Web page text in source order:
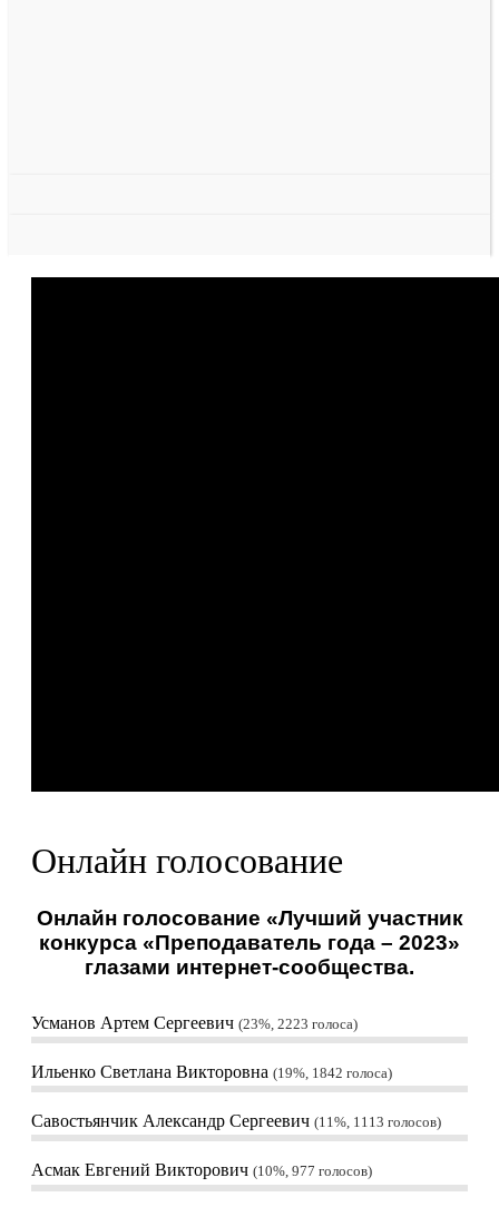
Онлайн голосование
Онлайн голосование «Лучший участник
конкурса «Преподаватель года – 2023»
глазами интернет-сообщества.
Усманов Артем Сергеевич 23%, 2223 голоса
Ильенко Светлана Викторовна 19%, 1842 голоса
Савостьянчик Александр Сергеевич 11%, 1113 голосов
Асмак Евгений Викторович 10%, 977 голосов